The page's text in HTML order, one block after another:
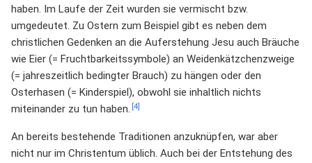
haben. Im Laufe der Zeit wurden sie vermischt bzw.
umgedeutet. Zu Ostern zum Beispiel gibt es neben dem
christlichen Gedenken an die Auferstehung Jesu auch Bräuche
wie Eier (= Fruchtbarkeitssymbole) an Weidenkätzchenzweige
(= jahreszeitlich bedingter Brauch) zu hängen oder den
Osterhasen (= Kinderspiel), obwohl sie inhaltlich nichts
miteinander zu tun haben. [4]
An bereits bestehende Traditionen anzuknüpfen, war aber
nicht nur im Christentum üblich. Auch bei der Entstehung des